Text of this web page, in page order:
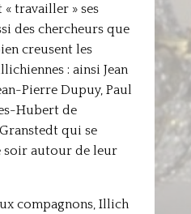
travailler » ses
des chercheurs que
creusent les
: ainsi Jean
Pierre Dupuy, Paul
Hubert de
qui se
soir autour de leur
compagnons, Illich